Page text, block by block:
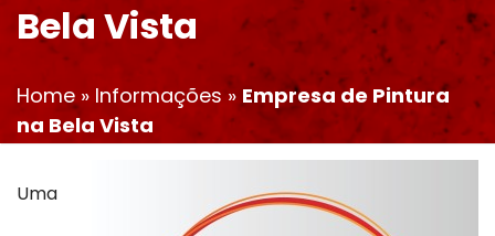
Bela Vista
Home » Informações » Empresa de Pintura
na Bela Vista
Uma